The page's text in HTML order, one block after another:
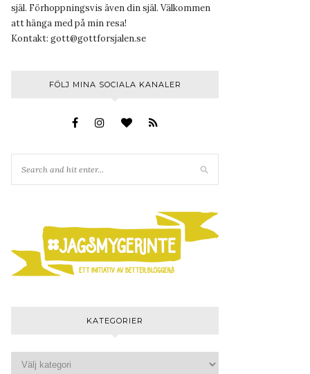
själ. Förhoppningsvis även din själ. Välkommen
att hänga med på min resa!
Kontakt: gott@gottforsjalen.se
FÖLJ MINA SOCIALA KANALER
KATEGORIER